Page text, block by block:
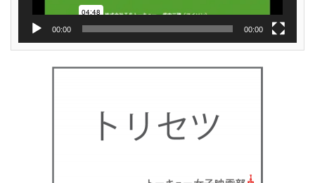
00:00 00:00